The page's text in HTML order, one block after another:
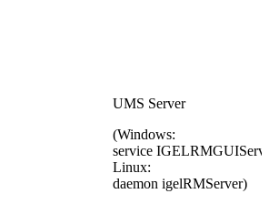
UMS Server
(Windows:
service
Linux:
daemon igelRMServer)